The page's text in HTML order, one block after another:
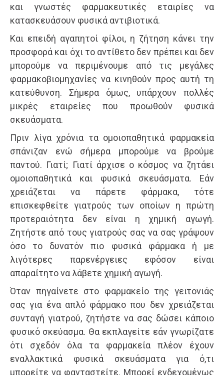
και γνωστές φαρμακευτικές εταιρίες να
κατασκευάσουν φυσικά αντιβιοτικά.
Και επειδή αγαπητοί φίλοι, η ζήτηση κάνει την
προσφορά και όχι το αντίθετο δεν πρέπει και δεν
μπορούμε να περιμένουμε από τις μεγάλες
φαρμακοβιομηχανίες να κινηθούν προς αυτή τη
κατεύθυνση. Σήμερα όμως, υπάρχουν πολλές
μικρές εταιρείες που προωθούν φυσικά
σκευάσματα.
Πριν λίγα χρόνια τα ομοιοπαθητικά φαρμακεία
σπάνιζαν ενώ σήμερα μπορούμε να βρούμε
παντού. Γιατί; Γιατί άρχισε ο κόσμος να ζητάει
ομοιοπαθητικά και φυσικά σκευάσματα. Εάν
χρειάζεται να πάρετε φάρμακα, τότε
επισκεφθείτε γιατρούς των οποίων η πρώτη
προτεραιότητα δεν είναι η χημική αγωγή.
Ζητήστε από τους γιατρούς σας να σας γράψουν
όσο το δυνατόν πιο φυσικά φάρμακα ή με
λιγότερες παρενέργειες εφόσον είναι
απαραίτητο να λάβετε χημική αγωγή.
Όταν πηγαίνετε στο φαρμακείο της γειτονιάς
σας για ένα απλό φάρμακο που δεν χρειάζεται
συνταγή γιατρού, ζητήστε να σας δώσει κάποιο
φυσικό σκεύασμα. Θα εκπλαγείτε εάν γνωρίζατε
ότι σχεδόν όλα τα φαρμακεία πλέον έχουν
εναλλακτικά φυσικά σκευάσματα για ό,τι
μπορείτε να φανταστείτε. Μπορεί ενδεχομένως